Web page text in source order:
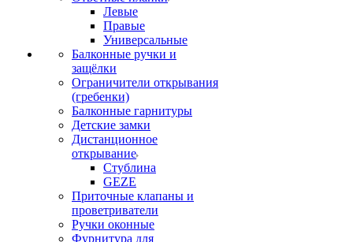
Левые
Правые
Универсальные
Балконные ручки и
защёлки
Ограничители открывания
(гребенки)
Балконные гарнитуры
Детские замки
Дистанционное
открывание
Стублина
GEZE
Приточные клапаны и
проветриватели
Ручки оконные
Фурнитура для